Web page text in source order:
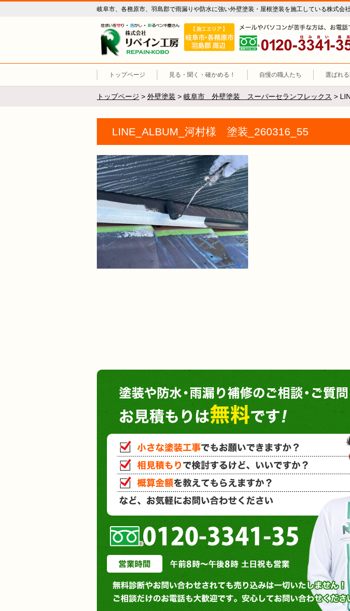
岐阜市、各務原市、羽島郡で雨漏りや防水に強い外壁塗装・屋根塗装を施工している株式会
リペイン工房（外壁塗装・屋根塗装・雨漏り
施工エリア 岐阜市、各務原市、羽島郡
トップページ 見る・聞く・確かめる！ 自慢の職人たち 選ばれ
トップページ > 外壁塗装 > 岐阜市 外壁塗装 スーパーセランフレックス >
LINE_ALBUM_河村様 塗装_260316_55
0120-
営業時間 : 午前